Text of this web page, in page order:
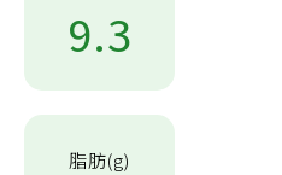
9.3
脂肪(g)